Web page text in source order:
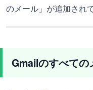
のメール」が追加され
Gmailのすべての